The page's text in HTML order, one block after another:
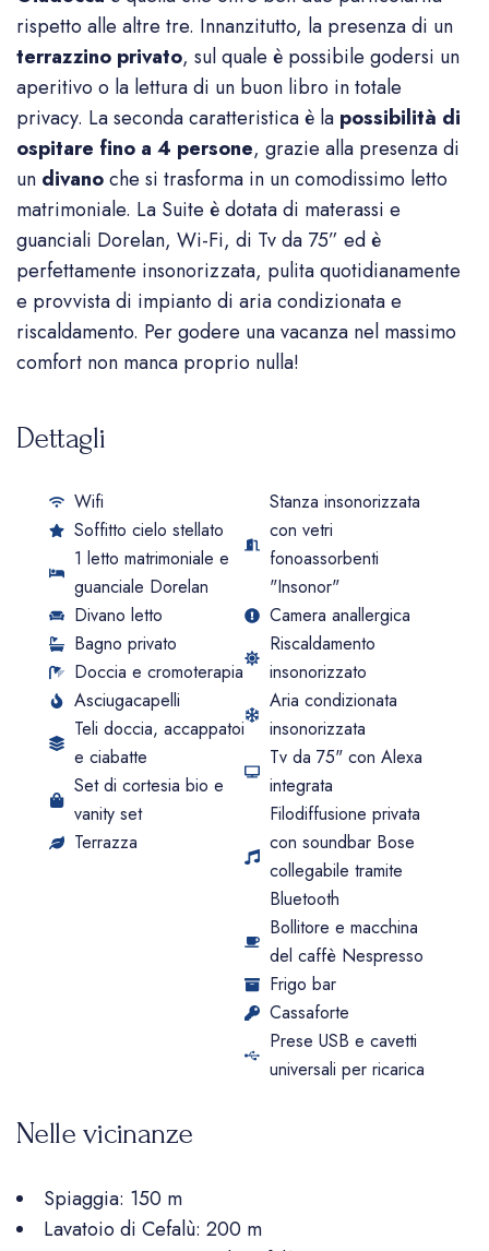
rispetto alle altre tre. Innanzitutto, la presenza di un
terrazzino privato, sul quale è possibile godersi un
aperitivo o la lettura di un buon libro in totale
privacy. La seconda caratteristica è la possibilità di
ospitare fino a 4 persone, grazie alla presenza di
un divanoche si trasforma in un comodissimo letto
matrimoniale. La Suite è dotata di materassi e
guanciali Dorelan, Wi-Fi, di Tv da 75” ed è
perfettamente insonorizzata, pulita quotidianamente
e provvista di impianto di aria condizionata e
riscaldamento. Per godere una vacanza nel massimo
comfort non manca proprio nulla!
Dettagli
Wifi
Soffitto cielo stellato
1 letto matrimoniale e
guanciale Dorelan
Divano letto
Bagno privato
Doccia e cromoterapia
Asciugacapelli
Teli doccia, accappatoi
e ciabatte
Set di cortesia bio e
vanity set
Terrazza
Stanza insonorizzata
con vetri
fonoassorbenti
"Insonor"
Camera anallergica
Riscaldamento
insonorizzato
Aria condizionata
insonorizzata
Tv da 75" con Alexa
integrata
Filodiffusione privata
con soundbar Bose
collegabile tramite
Bluetooth
Bollitore e macchina
del caffè Nespresso
Frigo bar
Cassaforte
Prese USB e cavetti
universali per ricarica
Nelle vicinanze
Spiaggia: 150 m
Lavatoio di Cefalù: 200 m